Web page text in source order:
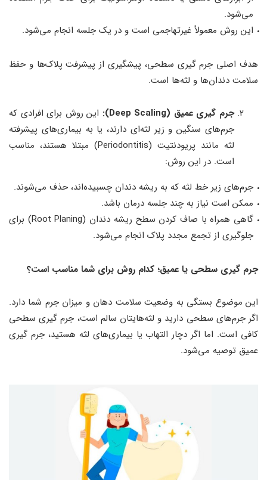
می‌شود.
این روش معمولاً غیرتهاجمی است و در یک جلسه انجام می‌شود.
هدف اصلی جرم‌ گیری سطحی، پیشگیری از پیشرفت پلاک‌ها و حفظ
سلامت دندان‌ها و لثه‌ها است.
جرم‌ گیری عمیق (Deep Scaling):
این روش برای افرادی که
جرم‌های سنگین و زیر لثه‌ای دارند، یا به بیماری‌های پیشرفته
لثه مانند پریودنتیت (Periodontitis) مبتلا هستند، مناسب
است. در این روش:
جرم‌های زیر خط لثه که به ریشه دندان چسبیده‌اند، حذف می‌شوند.
ممکن است نیاز به چند جلسه درمان باشد.
گاهی همراه با صاف کردن سطح ریشه دندان (Root Planing) برای
جلوگیری از تجمع مجدد پلاک انجام می‌شود.
جرم‌ گیری سطحی یا عمیق؛ کدام روش برای شما مناسب است؟
این موضوع بستگی به وضعیت سلامت دهان و میزان جرم شما دارد.
اگر جرم‌های سطحی دارید و لثه‌هایتان سالم است، جرم‌ گیری سطحی
کافی است. اما اگر دچار التهاب یا بیماری‌های لثه هستید، جرم‌ گیری
عمیق توصیه می‌شود.